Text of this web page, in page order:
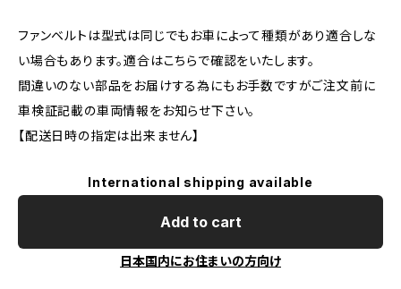
ファンベルトは型式は同じでもお車によって種類があり適合しな
い場合もあります。適合はこちらで確認をいたします。
間違いのない部品をお届けする為にもお手数ですがご注文前に
車検証記載の車両情報をお知らせ下さい。
【配送日時の指定は出来ません】
International shipping available
Add to cart
日本国内にお住まいの方向け